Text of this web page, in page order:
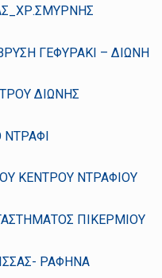
ΓΕΦΥΡΑΚΙ – ΔΙΩΝΗ
ΔΙΩΝΗΣ
ΚΕΝΤΡΟΥ ΝΤΡΑΦΙΟΥ
ΠΙΚΕΡΜΙΟΥ
ΡΑΦΗΝΑ